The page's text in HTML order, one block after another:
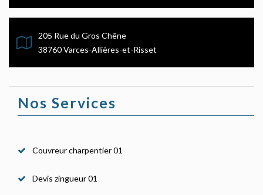
205 Rue du Gros Chêne
38760 Varces-Allières-et-Risset
Nos Services
Couvreur charpentier 01
Devis zingueur 01